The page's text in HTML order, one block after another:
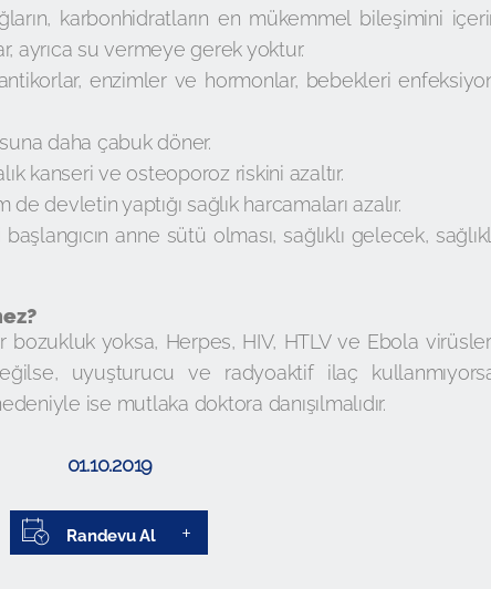
karbonhidratların en mükemmel bileşimini
ayrıca su vermeye gerek yoktur.
enzimler ve hormonlar, bebekleri
daha çabuk döner.
kanseri ve osteoporoz riskini azaltır.
devletin yaptığı sağlık harcamaları azalır.
anne sütü olması, sağlıklı gelecek,
bozukluk yoksa, Herpes, HIV, HTLV ve Ebola
uyuşturucu ve radyoaktif ilaç
ise mutlaka doktora danışılmalıdır.
01.10.2019
Randevu Al